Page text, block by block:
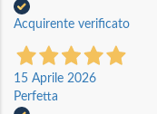
Acquirente verificato
15 Aprile 2026
Perfetta